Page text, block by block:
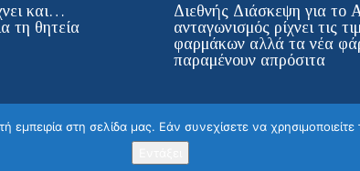
και…
τη θητεία
Διεθνής Διάσκεψη για το
ανταγωνισμός ρίχνει τις
φαρμάκων αλλά τα νέα
παραμένουν απρόσιτα
στη σελίδα μας. Εάν συνεχίσετε να